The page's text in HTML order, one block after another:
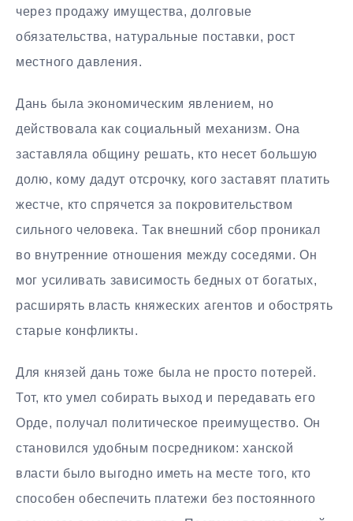
через продажу имущества, долговые
обязательства, натуральные поставки, рост
местного давления.
Дань была экономическим явлением, но
действовала как социальный механизм. Она
заставляла общину решать, кто несет большую
долю, кому дадут отсрочку, кого заставят платить
жестче, кто спрячется за покровительством
сильного человека. Так внешний сбор проникал
во внутренние отношения между соседями. Он
мог усиливать зависимость бедных от богатых,
расширять власть княжеских агентов и обострять
старые конфликты.
Для князей дань тоже была не просто потерей.
Тот, кто умел собирать выход и передавать его
Орде, получал политическое преимущество. Он
становился удобным посредником: ханской
власти было выгодно иметь на месте того, кто
способен обеспечить платежи без постоянного